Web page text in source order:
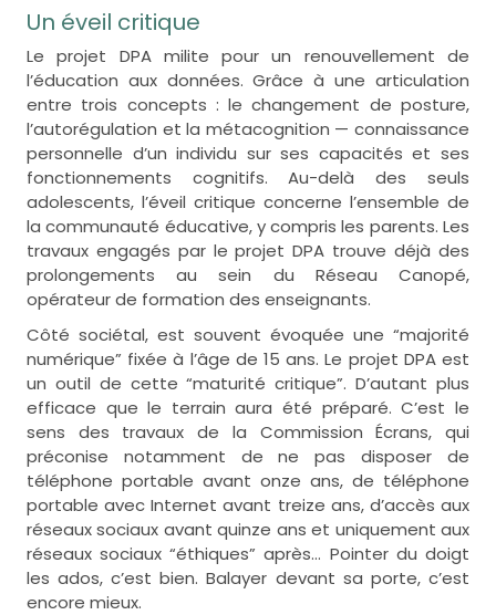
Un éveil critique
Le projet DPA milite pour un renouvellement de
l’éducation aux données. Grâce à une articulation
entre trois concepts : le changement de posture,
l’autorégulation et la métacognition — connaissance
personnelle d’un individu sur ses capacités et ses
fonctionnements cognitifs. Au-delà des seuls
adolescents, l’éveil critique concerne l’ensemble de
la communauté éducative, y compris les parents. Les
travaux engagés par le projet DPA trouve déjà des
prolongements au sein du Réseau Canopé,
opérateur de formation des enseignants.
Côté sociétal, est souvent évoquée une “majorité
numérique” fixée à l’âge de 15 ans. Le projet DPA est
un outil de cette “maturité critique”. D’autant plus
efficace que le terrain aura été préparé. C’est le
sens des travaux de la Commission Écrans, qui
préconise notamment de ne pas disposer de
téléphone portable avant onze ans, de téléphone
portable avec Internet avant treize ans, d’accès aux
réseaux sociaux avant quinze ans et uniquement aux
réseaux sociaux “éthiques” après… Pointer du doigt
les ados, c’est bien. Balayer devant sa porte, c’est
encore mieux.